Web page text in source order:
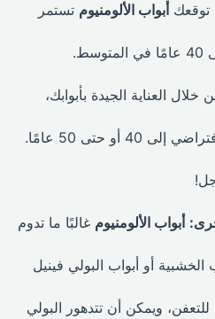
أبواب الألومنيومتستمر
العناية الجيدة بأبوابك،
يمكنك تمديد عمرها الافتراضي إلى 40 أو حتى 50 عامًا.
أبواب الألومنيومغالبًا ما تدوم
أو أبواب البولي فينيل
ويمكن أن تتدهور البولي